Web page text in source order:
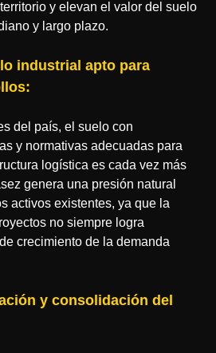
y elevan el valor del suelo
y largo plazo.
industrial apto para
del país, el suelo con
y normativas adecuadas para
logística es cada vez más
genera una presión natural
activos existentes, ya que la
no siempre logra
crecimiento de la demanda
y consolidación del